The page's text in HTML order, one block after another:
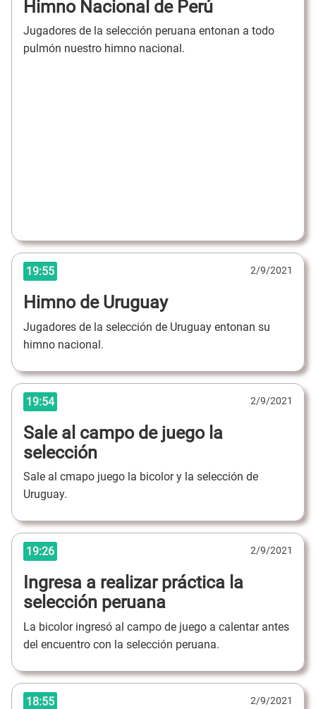
Himno Nacional de Perú
Jugadores de la selección peruana entonan a todo
pulmón nuestro himno nacional.
19:55 2/9/2021
Himno de Uruguay
Jugadores de la selección de Uruguay entonan su
himno nacional.
19:54 2/9/2021
Sale al campo de juego la
selección
Sale al cmapo juego la bicolor y la selección de
Uruguay.
19:26 2/9/2021
Ingresa a realizar práctica la
selección peruana
La bicolor ingresó al campo de juego a calentar antes
del encuentro con la selección peruana.
18:55 2/9/2021